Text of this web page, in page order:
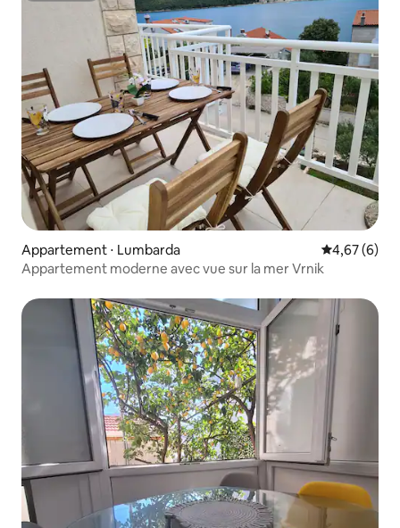
Appartement ⋅ Lumbarda Évaluation
4,67 (6)
Appartement moderne avec vue sur la mer Vrnik